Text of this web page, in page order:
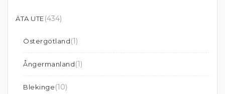
ÄTA UTE(434)
Östergötland(1)
Ångermanland(1)
Blekinge(10)